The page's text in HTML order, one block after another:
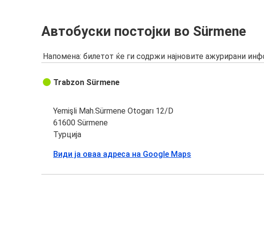
Автобуски постојки во Sürmene
Напомена: билетот ќе ги содржи најновите ажурирани
Trabzon Sürmene
Yemişli Mah.Sürmene Otogarı 12/D
61600 Sürmene
Турција
Види ја оваа адреса на Google Maps